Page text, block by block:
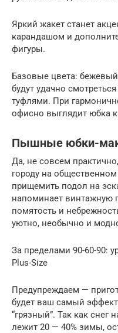
Яркий жакет станет
карандашом и
фигуры.
Базовые цвета:
будут удачно
туфлями. При
офисно выглядит юбка
Пышные юбки-
Да, не совсем
городу на
прищемить подол на
напоминает винтажную
помятость и
уютно, необычно и
За пределами 90-60-90:
Plus-Size
Предупреждаем —
будет ваш самый
“грязный”. Так как снег
лежит 20 — 40% зимы,